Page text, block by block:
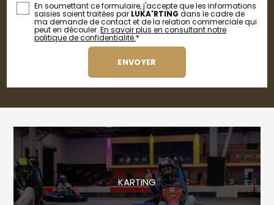
En soumettant ce formulaire, j'accepte que les informations
saisies soient traitées par LUKA'RTING dans le cadre de
ma demande de contact et de la relation commerciale qui
peut en découler.En savoir plus en consultant notre
politique de confidentialité.*
KARTING